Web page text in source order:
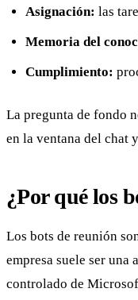
Asignación: las
Memoria del
Cumplimiento:
La pregunta de fondo
en la ventana del chat
¿Por qué los
Los bots de reunión
empresa suele ser
controlado de